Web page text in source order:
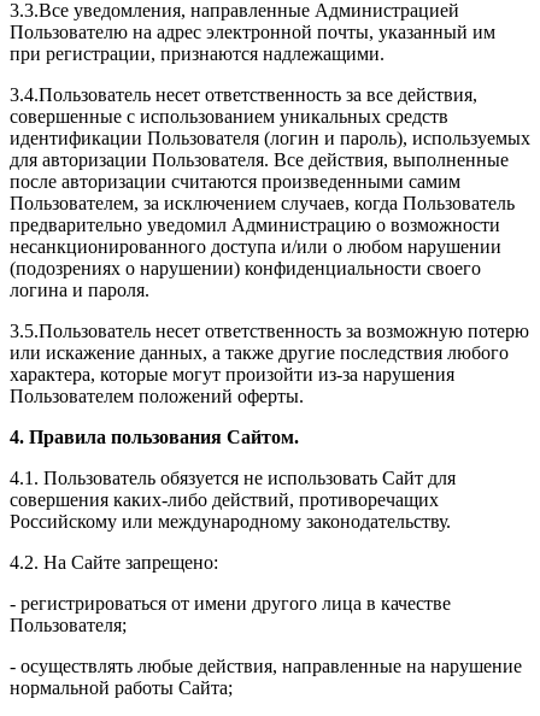
3.3.Все уведомления, направленные Администрацией
Пользователю на адрес электронной почты, указанный им
при регистрации, признаются надлежащими.
3.4.Пользователь несет ответственность за все действия,
совершенные с использованием уникальных средств
идентификации Пользователя (логин и пароль), используемых
для авторизации Пользователя. Все действия, выполненные
после авторизации считаются произведенными самим
Пользователем, за исключением случаев, когда Пользователь
предварительно уведомил Администрацию о возможности
несанкционированного доступа и/или о любом нарушении
(подозрениях о нарушении) конфиденциальности своего
логина и пароля.
3.5.Пользователь несет ответственность за возможную потерю
или искажение данных, а также другие последствия любого
характера, которые могут произойти из-за нарушения
Пользователем положений оферты.
4. Правила пользования Сайтом.
4.1. Пользователь обязуется не использовать Сайт для
совершения каких-либо действий, противоречащих
Российскому или международному законодательству.
4.2. На Сайте запрещено:
- регистрироваться от имени другого лица в качестве
Пользователя;
- осуществлять любые действия, направленные на нарушение
нормальной работы Сайта;